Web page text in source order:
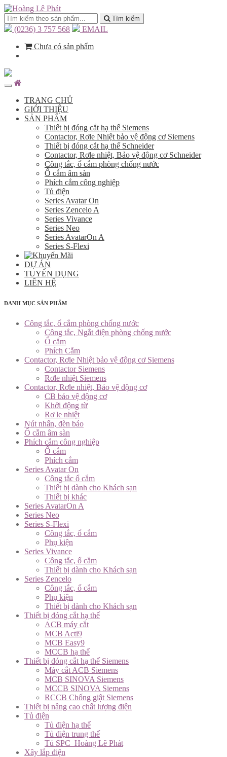
Tìm kiếm
(0236) 3 757 568
EMAIL
Chưa có sản phẩm
TRANG CHỦ
GIỚI THIỆU
SẢN PHẨM
Thiết bị đóng cắt hạ thế Siemens
Contactor, Rơle Nhiệt bảo vệ động cơ Siemens
Thiết bị đóng cắt hạ thế Schneider
Contactor, Rơle nhiệt, Bảo vệ động cơ Schneider
Công tắc, ổ cắm phòng chống nước
Ổ cắm âm sàn
Phích cắm công nghiệp
Tủ điện
Series Avatar On
Series Zencelo A
Series Vivance
Series Neo
Series AvatarOn A
Series S-Flexi
DỰ ÁN
TUYỂN DỤNG
LIÊN HỆ
DANH MỤC SẢN PHẨM
Công tắc, ổ cắm phòng chống nước
Công tắc, Ngắt điện phòng chống nước
Ổ cắm
Phích Cắm
Contactor, Rơle Nhiệt bảo vệ động cơ Siemens
Contactor Siemens
Rơle nhiệt Siemens
Contactor, Rơle nhiệt, Bảo vệ động cơ
CB bảo vệ động cơ
Khởi động từ
Rơ le nhiệt
Nút nhấn, đèn báo
Ổ cắm âm sàn
Phích cắm công nghiệp
Ổ cắm
Phích cắm
Series Avatar On
Công tắc ổ cắm
Thiết bị dành cho Khách sạn
Thiết bị khác
Series AvatarOn A
Series Neo
Series S-Flexi
Công tắc, ổ cắm
Phụ kiện
Series Vivance
Công tắc, ổ cắm
Thiết bị dành cho Khách sạn
Series Zencelo
Công tắc, ổ cắm
Phụ kiện
Thiết bị dành cho Khách sạn
Thiết bị đóng cắt hạ thế
ACB máy cắt
MCB Acti9
MCB Easy9
MCCB hạ thế
Thiết bị đóng cắt hạ thế Siemens
Máy cắt ACB Siemens
MCB SINOVA Siemens
MCCB SINOVA Siemens
RCCB Chống giật Siemens
Thiết bị nâng cao chất lượng điện
Tủ điện
Tủ điện hạ thế
Tủ điện trung thế
Tủ SPC_Hoàng Lê Phát
Xây lắp điện